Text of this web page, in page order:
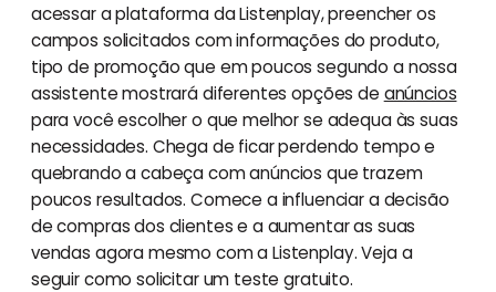
acessar a plataforma da Listenplay, preencher os
campos solicitados com informações do produto,
tipo de promoção que em poucos segundo a nossa
assistente mostrará diferentes opções de anúncios
para você escolher o que melhor se adequa às suas
necessidades. Chega de ficar perdendo tempo e
quebrando a cabeça com anúncios que trazem
poucos resultados. Comece a influenciar a decisão
de compras dos clientes e a aumentar as suas
vendas agora mesmo com a Listenplay. Veja a
seguir como solicitar um teste gratuito.